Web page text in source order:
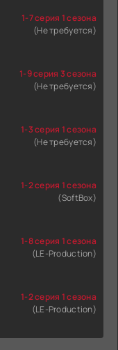
1-7 серия 1 сезона
(Не требуется)
1-9 серия 3 сезона
(Не требуется)
1-3 серия 1 сезона
(Не требуется)
1-2 серия 1 сезона
(SoftBox)
1-8 серия 1 сезона
(LE-Production)
1-2 серия 1 сезона
(LE-Production)